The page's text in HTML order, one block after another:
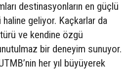
destinasyonların en güçlü
haline geliyor. Kaçkarlar da
ve kendine özgü
bir deneyim sunuyor.
her yıl büyüyerek